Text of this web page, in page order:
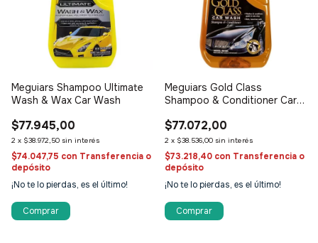
Meguiars Shampoo Ultimate
Wash & Wax Car Wash
$77.945,00
2 x $38.972,50 sin interés
$74.047,75 con Transferencia o
depósito
¡No te lo pierdas, es el último!
Meguiars Gold Class
Shampoo & Conditioner Car
$77.072,00
2 x $38.536,00 sin interés
$73.218,40 con Transferencia o
depósito
¡No te lo pierdas, es el último!